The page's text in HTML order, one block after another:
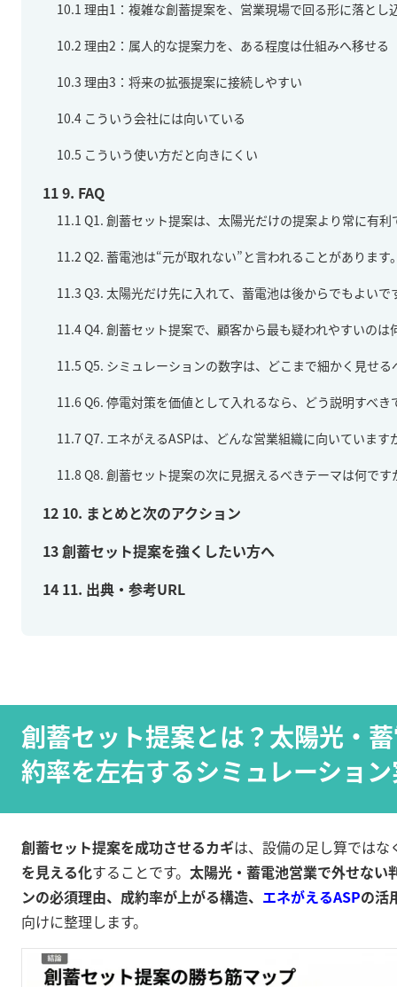
10.1 理由1：複雑な創蓄提案を、営業現場で回る形に落とし
10.2 理由2：属人的な提案力を、ある程度は仕組みへ移せる
10.3 理由3：将来の拡張提案に接続しやすい
10.4 こういう会社には向いている
10.5 こういう使い方だと向きにくい
119. FAQ
11.1 Q1. 創蓄セット提案は、太陽光だけの提案より常に有利
11.2 Q2. 蓄電池は“元が取れない”と言われることがあります
11.3 Q3. 太陽光だけ先に入れて、蓄電池は後からでもよいで
11.4Q4. 創蓄セット提案で、顧客から最も疑われやすいのは
11.5 Q5. シミュレーションの数字は、どこまで細かく見せる
11.6Q6. 停電対策を価値として入れるなら、どう説明すべき
11.7 Q7. エネがえるASPは、どんな営業組織に向いています
11.8 Q8. 創蓄セット提案の次に見据えるべきテーマは何です
12 10. まとめと次のアクション
13創蓄セット提案を強くしたい方へ
14 11. 出典・参考URL
創蓄セット提案とは？太陽光・
約率を左右するシミュレーショ
創蓄セット提案を成功させるカギは、設備の足し算ではな
を見える化することです。 太陽光・蓄電池営業で外せない
ンの必須理由、成約率が上がる構造、 エネがえるASPの活
向けに整理します。